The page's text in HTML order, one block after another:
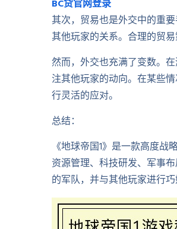
BC贷官网登录
其次，贸易也是外交中的重
其他玩家的关系。合理的贸
然而，外交也充满了变数。
注其他玩家的动向。在某些
行灵活的应对。
总结：
《地球帝国1》是一款高度
资源管理、科技研发、军事
的军队，并与其他玩家进行